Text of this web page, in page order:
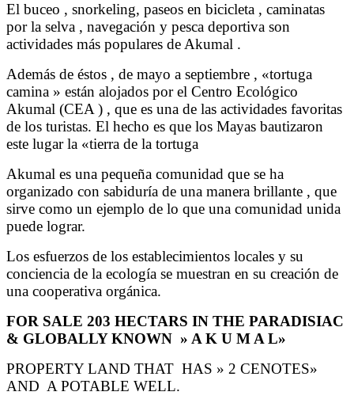
El buceo , snorkeling, paseos en bicicleta , caminatas
por la selva , navegación y pesca deportiva son
actividades más populares de Akumal .
Además de éstos , de mayo a septiembre , «tortuga
camina » están alojados por el Centro Ecológico
Akumal (CEA ) , que es una de las actividades favoritas
de los turistas. El hecho es que los Mayas bautizaron
este lugar la «tierra de la tortuga
Akumal es una pequeña comunidad que se ha
organizado con sabiduría de una manera brillante , que
sirve como un ejemplo de lo que una comunidad unida
puede lograr.
Los esfuerzos de los establecimientos locales y su
conciencia de la ecología se muestran en su creación de
una cooperativa orgánica.
FOR SALE 203 HECTARS IN THE PARADISIAC
& GLOBALLY KNOWN » A K U M A L»
PROPERTY LAND THAT HAS » 2 CENOTES»
AND A POTABLE WELL.